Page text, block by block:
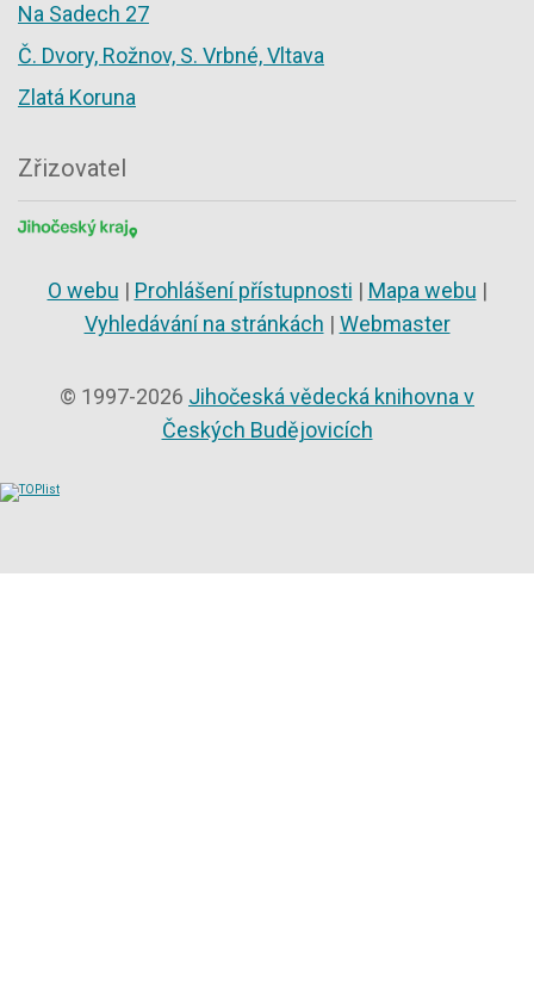
Na Sadech 27
Č. Dvory, Rožnov, S. Vrbné, Vltava
Zlatá Koruna
Zřizovatel
O webu | Prohlášení přístupnosti | Mapa webu |
Vyhledávání na stránkách | Webmaster
© 1997-2026 Jihočeská vědecká knihovna v
Českých Budějovicích